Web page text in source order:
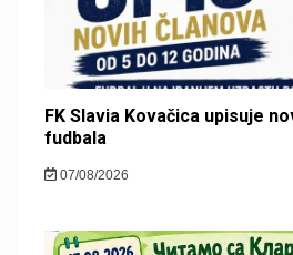
FK Slavia Kovačica upisuje
fudbala
07/08/2026